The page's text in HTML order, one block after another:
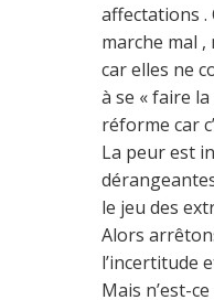
affectations .
marche mal
car elles ne
à se « faire
réforme car
La peur est
le jeu des
Alors
l’incertitude
Mais n’est-